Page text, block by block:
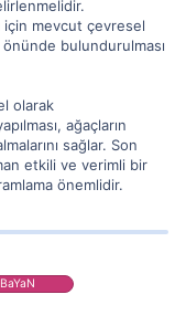
için mevcut çevresel
bulundurulması
olarak
ağaçların
sağlar. Son
etkili ve verimli bir
önemlidir.
BaYaN